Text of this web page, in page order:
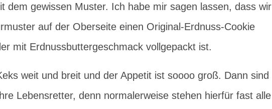
dem gewissen Muster. Ich habe mir sagen lassen, dass wir
auf der Oberseite einen Original-Erdnuss-Cookie
mit Erdnussbuttergeschmack vollgepackt ist.
weit und breit und der Appetit ist soooo groß. Dann sind
Lebensretter, denn normalerweise stehen hierfür fast alle